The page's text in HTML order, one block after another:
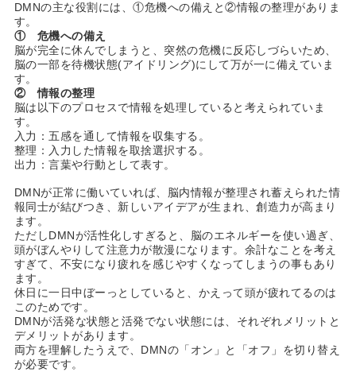
DMNの主な役割には、①危機への備えと②情報の整理がありま
す。
① 危機への備え
脳が完全に休んでしまうと、突然の危機に反応しづらいため、
脳の一部を待機状態(アイドリング)にして万が一に備えていま
す。
② 情報の整理
脳は以下のプロセスで情報を処理していると考えられていま
す。
入力：五感を通して情報を収集する。
整理：入力した情報を取捨選択する。
出力：言葉や行動として表す。
DMNが正常に働いていれば、脳内情報が整理され蓄えられた情
報同士が結びつき、新しいアイデアが生まれ、創造力が高まり
ます。
ただしDMNが活性化しすぎると、脳のエネルギーを使い過ぎ、
頭がぼんやりして注意力が散漫になります。余計なことを考え
すぎて、不安になり疲れを感じやすくなってしまうの事もあり
ます。
休日に一日中ぼーっとしていると、かえって頭が疲れてるのは
このためです。
DMNが活発な状態と活発でない状態には、それぞれメリットと
デメリットがあります。
両方を理解したうえで、DMNの「オン」と「オフ」を切り替え
が必要です。